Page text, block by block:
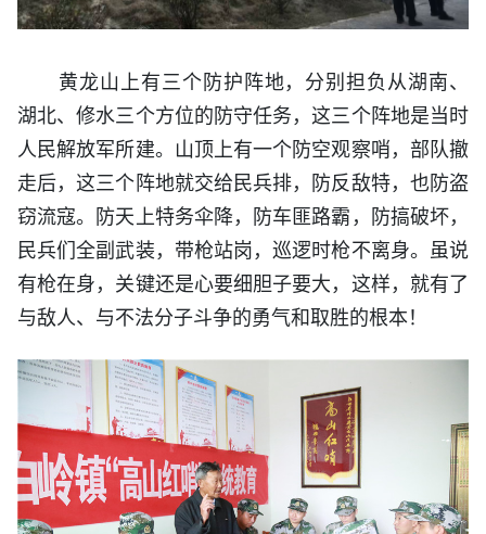
黄龙山上有三个防护阵地，分别担负从湖南、
湖北、修水三个方位的防守任务，这三个阵地是当时
人民解放军所建。山顶上有一个防空观察哨，部队撤
走后，这三个阵地就交给民兵排，防反敌特，也防盗
窃流寇。防天上特务伞降，防车匪路霸，防搞破坏，
民兵们全副武装，带枪站岗，巡逻时枪不离身。虽说
有枪在身，关键还是心要细胆子要大，这样，就有了
与敌人、与不法分子斗争的勇气和取胜的根本！